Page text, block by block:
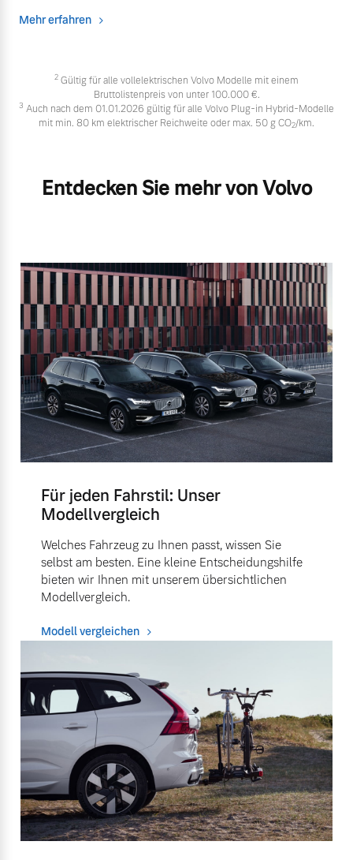
Mehr erfahren
2 Gültig für alle vollelektrischen Volvo Modelle mit einem
Bruttolistenpreis von unter 100.000 €.
3 Auch nach dem 01.01.2026 gültig für alle Volvo Plug-in Hybrid-Modelle
mit min. 80 km elektrischer Reichweite oder max. 50 g CO2/km.
Entdecken Sie mehr von Volvo
Für jeden Fahrstil: Unser
Modellvergleich
Welches Fahrzeug zu Ihnen passt, wissen Sie
selbst am besten. Eine kleine Entscheidungshilfe
bieten wir Ihnen mit unserem übersichtlichen
Modellvergleich.
Modell vergleichen